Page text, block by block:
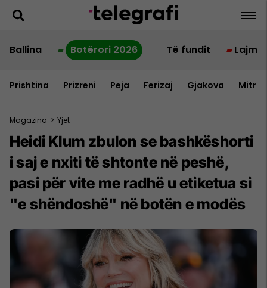
Ballina Botërori 2026 Të fundit Lajme
Prishtina Prizreni Peja Ferizaj Gjakova
Magazina > Yjet
Heidi Klum zbulon se bashkëshorti
i saj e nxiti të shtonte në peshë,
pasi për vite me radhë u etiketua si
"e shëndoshë" në botën e modës